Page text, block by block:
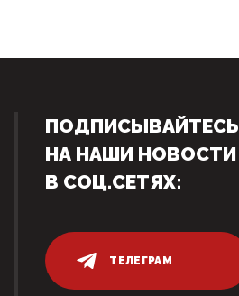
ПОДПИСЫВАЙТЕСЬ
НА НАШИ НОВОСТИ
В СОЦ.СЕТЯХ:
ТЕЛЕГРАМ